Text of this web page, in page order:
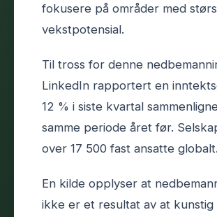
fokusere på områder med
vekstpotensial.
Til tross for denne
LinkedIn rapportert en
12 % i siste kvartal
samme periode året før.
over 17 500 fast ansatte globalt.
En kilde opplyser at
ikke er et resultat av at kunstig